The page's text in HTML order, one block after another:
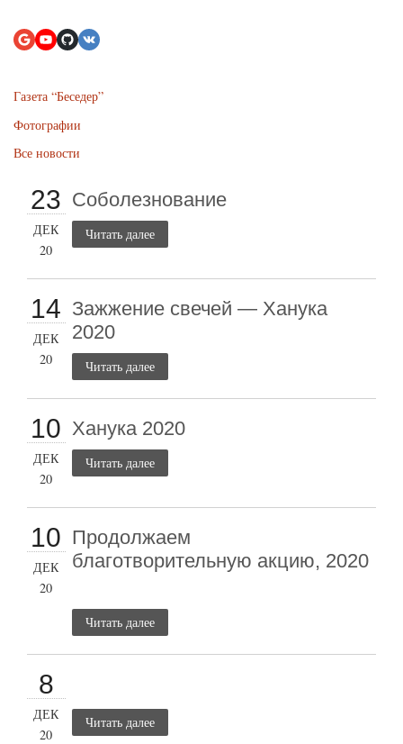
Газета “Беседер”
Фотографии
Все новости
23
ДЕК
20
Соболезнование
Читать далее
14
ДЕК
20
Зажжение свечей — Ханука
2020
Читать далее
10
ДЕК
20
Ханука 2020
Читать далее
10
ДЕК
20
Продолжаем
благотворительную акцию, 2020
Читать далее
8
ДЕК
20
Читать далее